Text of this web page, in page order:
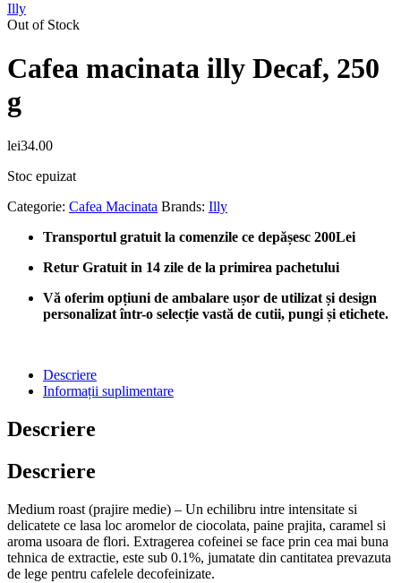
Illy
Out of Stock
Cafea macinata illy Decaf, 250
g
lei34.00
Stoc epuizat
Categorie: Cafea Macinata Brands: Illy
Transportul gratuit la comenzile ce depășesc 200Lei
Retur Gratuit in 14 zile de la primirea pachetului
Vă oferim opțiuni de ambalare ușor de utilizat și design
personalizat într-o selecție vastă de cutii, pungi și etichete.
Descriere
Informații suplimentare
Descriere
Descriere
Medium roast (prajire medie) – Un echilibru intre intensitate si
delicatete ce lasa loc aromelor de ciocolata, paine prajita, caramel si
aroma usoara de flori. Extragerea cofeinei se face prin cea mai buna
tehnica de extractie, este sub 0.1%, jumatate din cantitatea prevazuta
de lege pentru cafelele decofeinizate.